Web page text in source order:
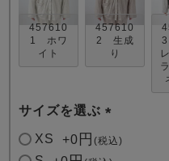
売れ筋ランキング
- Item Ranking -
457610
1 ホワ
イト
457610
2 生成
り
サイズを選ぶ
(
XS +0 税込